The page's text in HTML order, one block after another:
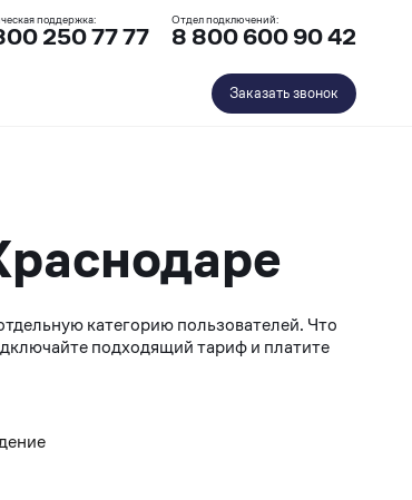
поддержка:
250 77 77
Отдел подключений:
8 800 600 90 42
Заказать звонок
категорию пользователей. Что
подходящий тариф и платите